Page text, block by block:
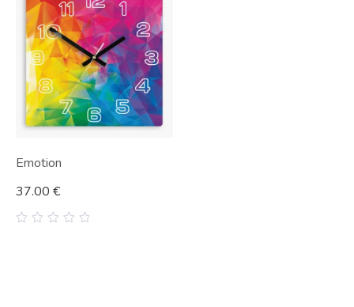
Emotion
37.00 €